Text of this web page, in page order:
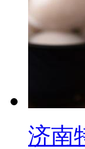
济南